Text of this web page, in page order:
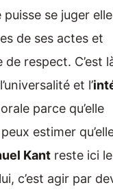
puisse se juger
de ses actes et
respect. C’est
et l’
parce qu’elle
estimer
Kant reste ici
c’est agir par